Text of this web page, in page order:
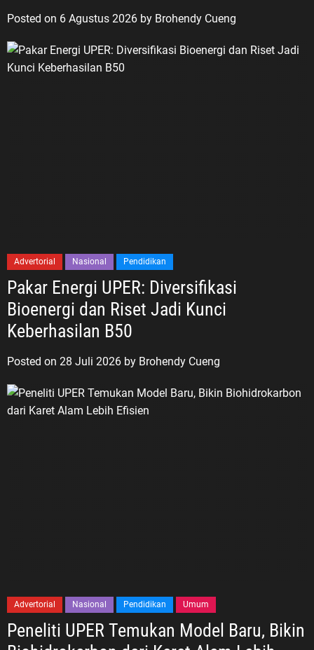
Posted on 6 Agustus 2026 by Brohendy Cueng
Advertorial Nasional Pendidikan
Pakar Energi UPER: Diversifikasi
Bioenergi dan Riset Jadi Kunci
Keberhasilan B50
Posted on 28 Juli 2026 by Brohendy Cueng
Advertorial Nasional Pendidikan Umum
Peneliti UPER Temukan Model Baru, Bikin